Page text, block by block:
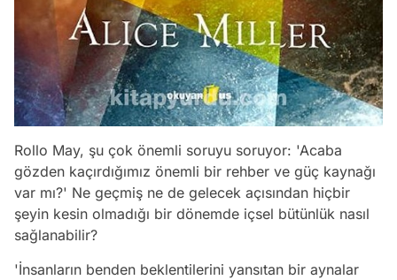
Rollo May, şu çok önemli soruyu soruyor: 'Acaba
gözden kaçırdığımız önemli bir rehber ve güç kaynağı
var mı?' Ne geçmiş ne de gelecek açısından hiçbir
şeyin kesin olmadığı bir dönemde içsel bütünlük nasıl
sağlanabilir?
'İnsanların benden beklentilerini yansıtan bir aynalar